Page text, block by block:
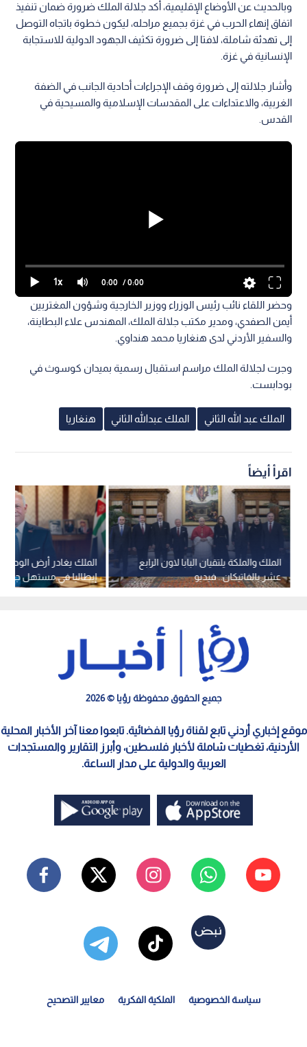
وبالحديث عن الأوضاع الإقليمية، أكد جلالة الملك ضرورة ضمان تنفيذ
اتفاق إنهاء الحرب في غزة بجميع مراحله، ليكون خطوة باتجاه التوصل
إلى تهدئة شاملة، لافتا إلى ضرورة تكثيف الجهود الدولية للاستجابة
الإنسانية في غزة.
وأشار جلالته إلى ضرورة وقف الإجراءات أحادية الجانب في الضفة
الغربية، والاعتداءات على المقدسات الإسلامية والمسيحية في
القدس.
1x 0:00 / 0:00
وحضر اللقاء نائب رئيس الوزراء ووزير الخارجية وشؤون المغتربين
أيمن الصفدي، ومدير مكتب جلالة الملك، المهندس علاء البطاينة،
والسفير الأردني لدى هنغاريا محمد هنداوي.
وجرت لجلالة الملك مراسم استقبال رسمية بميدان كوسوث في
بودابست.
الملك عبد الله الثاني الملك عبدالله الثاني هنغاريا
اقرأ أيضاً
الملك يغادر أرض الوطن
إيطاليا في مستهل جولة
الملك والملكة يلتقيان البابا لاون الرابع
عشر بالفاتيكان.. فيديو
جميع الحقوق محفوظة رؤيا © 2026
موقع إخباري أردني تابع لقناة رؤيا الفضائية. تابعوا معنا آخر الأخبار المحلية
الأردنية، تغطيات شاملة لأخبار فلسطين، وأبرز التقارير والمستجدات
العربية والدولية على مدار الساعة.
سياسة الخصوصية الملكية الفكرية معايير التصحيح